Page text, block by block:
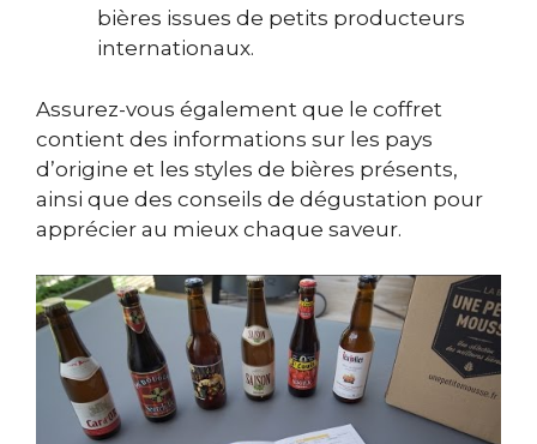
bières issues de petits producteurs
internationaux.
Assurez-vous également que le coffret
contient des informations sur les pays
d’origine et les styles de bières présents,
ainsi que des conseils de dégustation pour
apprécier au mieux chaque saveur.